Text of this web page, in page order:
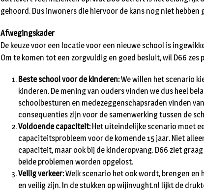
gehoord. Dus inwoners die hiervoor de kans nog niet hebben
Afwegingskader
De keuze voor een locatie voor een nieuwe school is
Om te komen tot een zorgvuldig en goed besluit, wil D66
Beste school voor de kinderen:We willen het scenario
kinderen. De mening van ouders vinden we dus heel
schoolbesturen en medezeggenschapsraden vinden
consequenties zijn voor de samenwerking tussen de
Voldoende capaciteit:Het uiteindelijke scenario moet
capaciteitsprobleem voor de komende 15 jaar. Niet
capaciteit, maar ook bij de kinderopvang. D66 ziet
beide problemen worden opgelost.
Veilig verkeer:Welk scenario het ook wordt, brengen
en veilig zijn. In de stukken op wijinvught.nl lijkt de